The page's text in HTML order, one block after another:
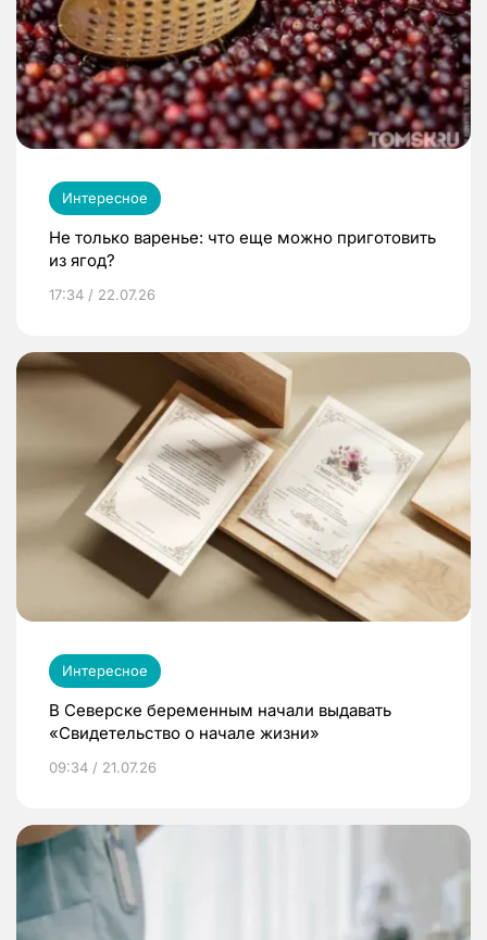
Интересное
Не только варенье: что еще можно приготовить
из ягод?
17:34 / 22.07.26
Интересное
В Северске беременным начали выдавать
«Свидетельство о начале жизни»
09:34 / 21.07.26